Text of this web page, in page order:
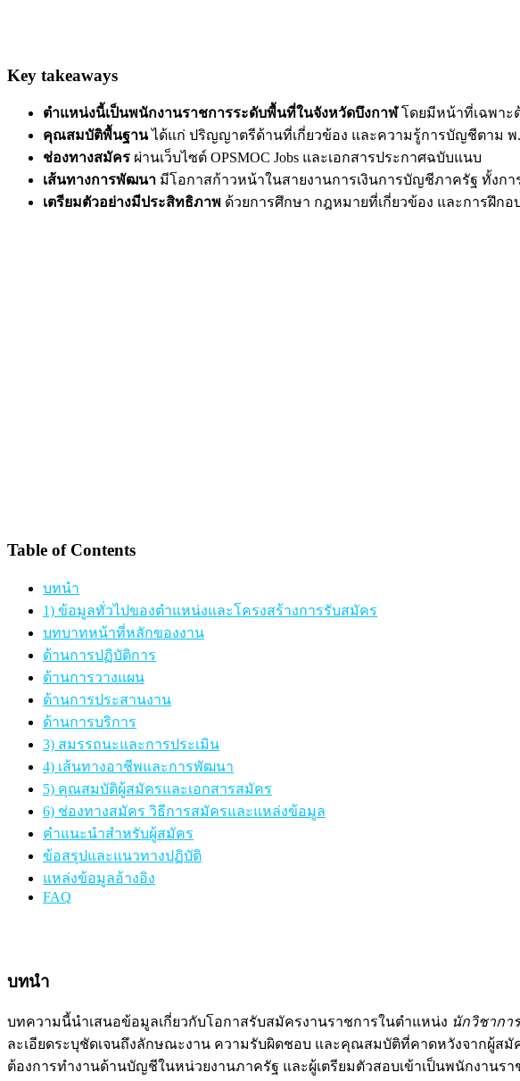
Key takeaways
ตำแหน่งนี้เป็นพนักงานราชการระดับพื้นที่ในจังหวัดบึงกาฬโดยมีหน้าที่เฉพาะ
คุณสมบัติพื้นฐานได้แก่ ปริญญาตรีด้านที่เกี่ยวข้อง และความรู้การบัญชีตาม พ.
ช่องทางสมัคร ผ่านเว็บไซต์ OPSMOC Jobs และเอกสารประกาศฉบับแนบ
เส้นทางการพัฒนา มีโอกาสก้าวหน้าในสายงานการเงินการบัญชีภาครัฐ ทั้งก
เตรียมตัวอย่างมีประสิทธิภาพ ด้วยการศึกษา กฎหมายที่เกี่ยวข้อง และการฝึก
Table of Contents
บทนำ
1) ข้อมูลทั่วไปของตำแหน่งและโครงสร้างการรับสมัคร
บทบาทหน้าที่หลักของงาน
ด้านการปฏิบัติการ
ด้านการวางแผน
ด้านการประสานงาน
ด้านการบริการ
3) สมรรถนะและการประเมิน
4) เส้นทางอาชีพและการพัฒนา
5) คุณสมบัติผู้สมัครและเอกสารสมัคร
6) ช่องทางสมัคร วิธีการสมัครและแหล่งข้อมูล
คำแนะนำสำหรับผู้สมัคร
ข้อสรุปและแนวทางปฏิบัติ
แหล่งข้อมูลอ้างอิง
FAQ
บทนำ
บทความนี้นำเสนอข้อมูลเกี่ยวกับโอกาสรับสมัครงานราชการในตำแหน่ง นักวิชาก
ละเอียดระบุชัดเจนถึงลักษณะงาน ความรับผิดชอบ และคุณสมบัติที่คาดหวังจากผู้สมั
ต้องการทำงานด้านบัญชีในหน่วยงานภาครัฐ และผู้เตรียมตัวสอบเข้าเป็นพนักงานรา